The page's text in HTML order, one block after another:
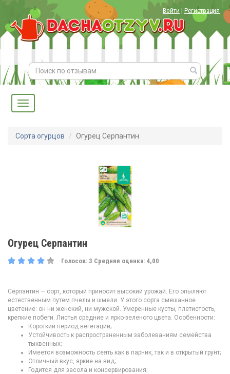
Войти | Регистрация
Сорта огурцов Огурец Серпантин
Огурец Серпантин
Голосов: 3 Средняя оценка: 4,00
Серпантин — сорт, который приносит высокий урожай. Его опыляют
естественным путем пчелы и шмели. У этого сорта смешанное
цветение: он ни женский, ни мужской. Умеренные кусты, плетистость,
крепкие побеги. Листья средние и ярко-зеленого цвета. Особенности:
Короткий период вегетации;
Устойчивость к распространенным заболеваниям семейства
тыквенных;
Имеется возможность сеять как в парник, так и в открытый грунт;
Отличный вкус, яркие на вид;
Годится для засола и консервирования;